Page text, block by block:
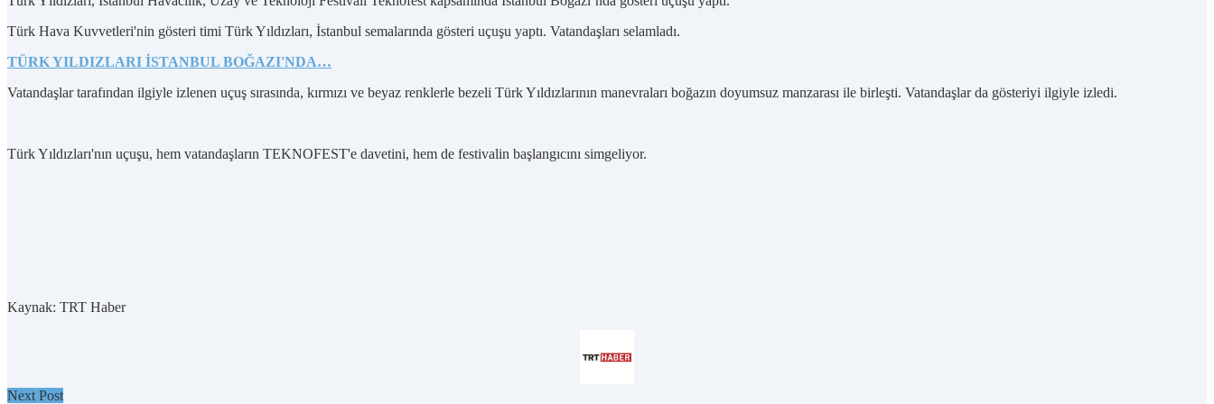
Türk Hava Kuvvetleri'nin gösteri timi Türk Yıldızları, İstanbul semalarında gösteri uçuşu yaptı. Vatandaşları selamladı.
TÜRK YILDIZLARI İSTANBUL BOĞAZI'NDA…
Vatandaşlar tarafından ilgiyle izlenen uçuş sırasında, kırmızı ve beyaz renklerle bezeli Türk Yıldızlarının manevraları boğazın doyumsuz manzarası ile birleşti. Vatandaşlar da gösteriyi ilgiyle izledi.
Türk Yıldızları'nın uçuşu, hem vatandaşların TEKNOFEST'e davetini, hem de festivalin başlangıcını simgeliyor.
Kaynak: TRT Haber
Next Post